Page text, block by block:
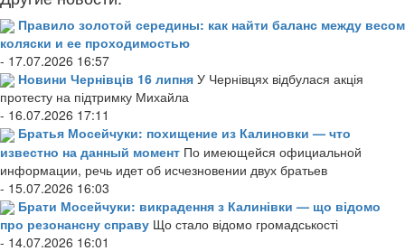
Правило золотой середины: как найти баланс между весом
коляски и ее проходимостью
- 17.07.2026 16:57
Новини Чернівців 16 липня У Чернівцях відбулася акція
протесту на підтримку Михайла
- 16.07.2026 17:11
Братья Мосейчуки: похищение из Калиновки — что
известно на данный момент По имеющейся официальной
информации, речь идет об исчезновении двух братьев
- 15.07.2026 16:03
Брати Мосейчуки: викрадення з Калинівки — що відомо
про резонансну справу Що стало відомо громадськості
- 14.07.2026 16:01